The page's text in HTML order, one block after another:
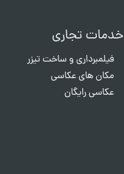
خدمات تجاری
فیلمبرداری و ساخت تیزر
مکان های عکاسی
عکاسی رایگان